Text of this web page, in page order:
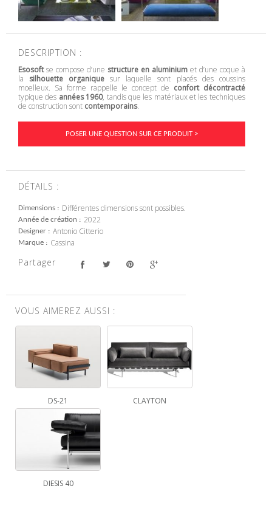
DESCRIPTION :
Esosoftse compose d’une structure en aluminiumet d’une coque à
la silhouette organique sur laquelle sont placés des coussins
moelleux. Sa forme rappelle le concept de confort décontracté
typique des années 1960, tandis que les matériaux et les techniques
de construction sont contemporains.
POSER UNE QUESTION SUR CE PRODUIT >
DÉTAILS :
Dimensions Différentes dimensions sont possibles.
Année de création 2022
Designer Antonio Citterio
Marque Cassina
Partager
VOUS AIMEREZ AUSSI :
DS-21 CLAYTON
DIESIS 40